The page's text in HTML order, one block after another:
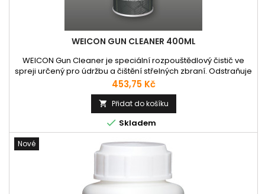
WEICON GUN CLEANER 400ML
WEICON Gun Cleaner je speciální rozpouštědlový čistič ve
spreji určený pro údržbu a čištění střelných zbraní. Odstraňuje
mastnotu, nečistoty, zbytky střelného prachu, olovo, tombak,
měď a nikl z pistolí, pušek i sportovních zbraní. • Čistí a
odmašťuje hlavně, nábojové komory, pohyblivé části (kohout,
spoušť) i těžko přístupná místa • Materiálově šetrný –...
Cena
453,75 Kč
 Přidat do košíku
 Skladem
Nové